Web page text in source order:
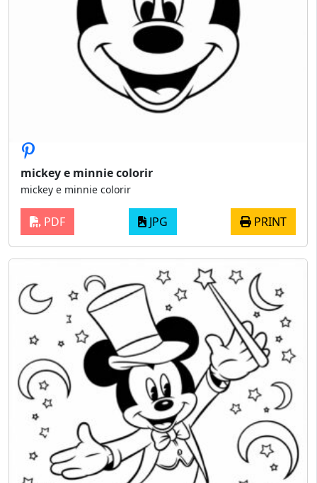
mickey e minnie colorir
mickey e minnie colorir
PDF JPG PRINT